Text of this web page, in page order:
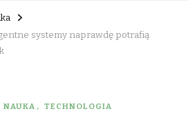
systemy naprawdę potrafią
NAUKA TECHNOLOGIA